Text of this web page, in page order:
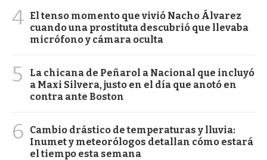
4 El tenso momento que vivió Nacho Álvarez
cuando una prostituta descubrió que llevaba
micrófono y cámara oculta
5
La chicana de Peñarol a Nacional que incluyó
a Maxi Silvera, justo en el día que anotó en
contra ante Boston
6
Cambio drástico de temperaturas y lluvia:
Inumet y meteorólogos detallan cómo estará
el tiempo esta semana